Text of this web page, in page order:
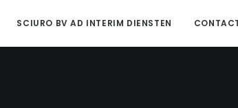
SCIURO BV AD INTERIM DIENSTEN